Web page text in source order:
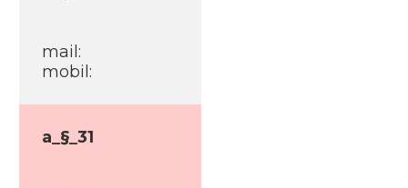
mail:
mobil:
a_§_31